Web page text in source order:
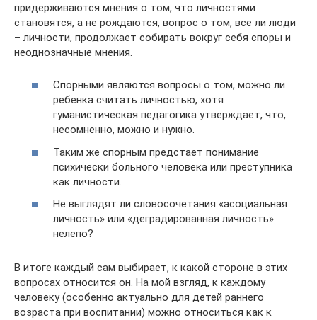
придерживаются мнения о том, что личностями
становятся, а не рождаются, вопрос о том, все ли люди
– личности, продолжает собирать вокруг себя споры и
неоднозначные мнения.
Спорными являются вопросы о том, можно ли
ребенка считать личностью, хотя
гуманистическая педагогика утверждает, что,
несомненно, можно и нужно.
Таким же спорным предстает понимание
психически больного человека или преступника
как личности.
Не выглядят ли словосочетания «асоциальная
личность» или «деградированная личность»
нелепо?
В итоге каждый сам выбирает, к какой стороне в этих
вопросах относится он. На мой взгляд, к каждому
человеку (особенно актуально для детей раннего
возраста при воспитании) можно относиться как к